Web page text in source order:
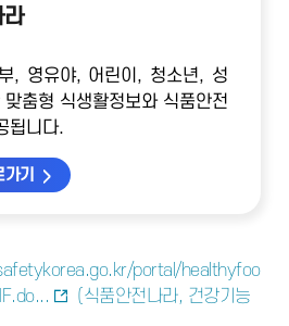
라
, 영유야, 어린이, 청소년, 성
춤형 식생활정보와 식품안전
됩니다.
기
portal/healthyfoo
(식품안전나라, 건강기능